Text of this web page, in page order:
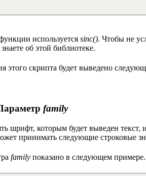
используется sinc(). Чтобы не
об этой библиотеке.
этого скрипта будет выведено
family
шрифт, которым будет выведен текст,
принимать следующие строковые
family показано в следующем примере.